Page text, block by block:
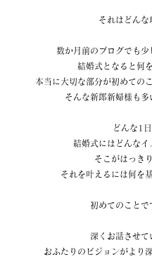
それはどんな
数か月前のブログでも
結婚式となると何
本当に大切な部分が初めての
そんな新郎新婦様も多
どんな1
結婚式にはどんな
そこがはっき
それを叶えるには何を
初めてのことで
深くお話させて
おふたりのビジョンがより